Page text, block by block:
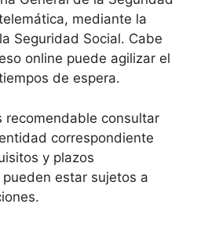
mediante la
Seguridad Social. Cabe
online puede agilizar el
de espera.
recomendable consultar
correspondiente
y plazos
estar sujetos a